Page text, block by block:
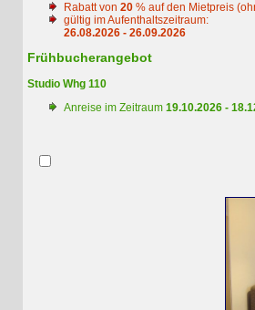
Rabatt von20% auf den Mietpreis (ohne
gültig im Aufenthaltszeitraum:
26.08.2026 - 26.09.2026
Frühbucherangebot
Studio Whg 110
Anreise im Zeitraum19.10.2026 -